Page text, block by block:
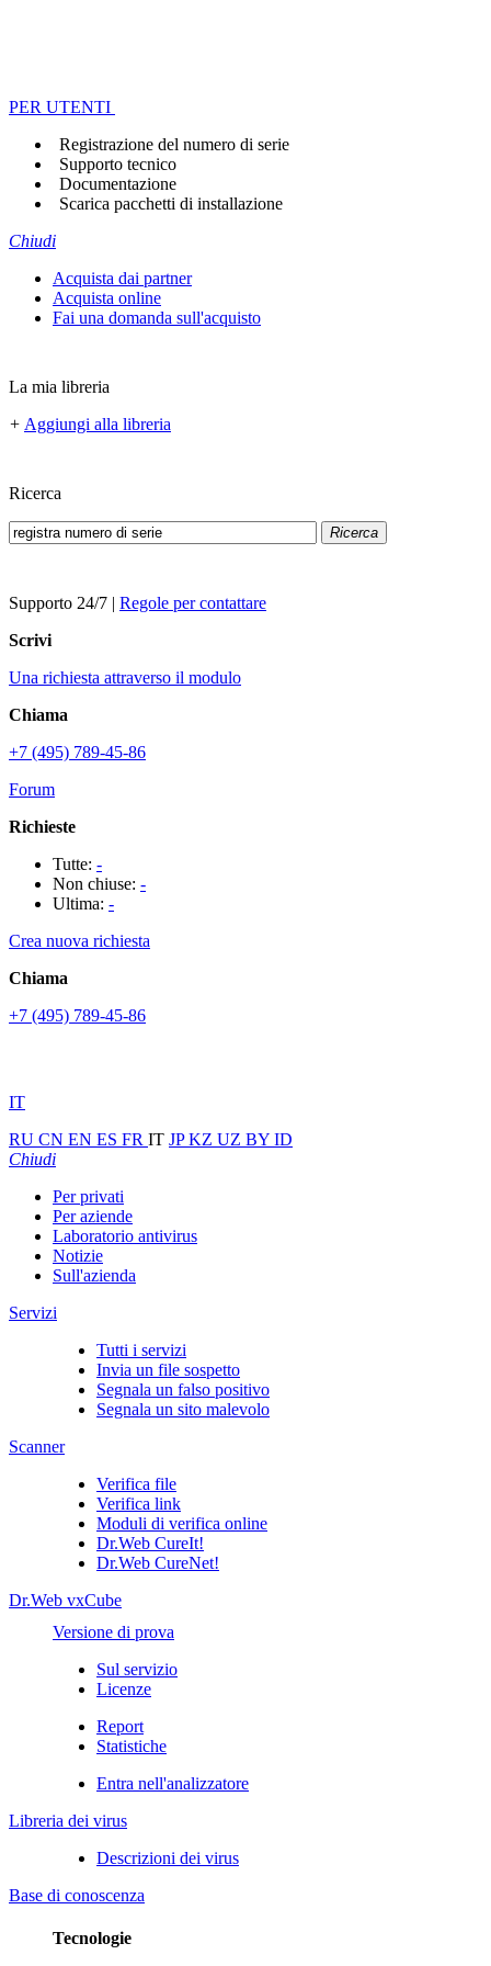
PER UTENTI
Registrazione del numero di serie
Supporto tecnico
Documentazione
Scarica pacchetti di installazione
Chiudi
Acquista dai partner
Acquista online
Fai una domanda sull'acquisto
La mia libreria
+ Aggiungi alla libreria
Ricerca
Ricerca
Supporto 24/7 | Regole per contattare
Scrivi
Una richiesta attraverso il modulo
Chiama
+7 (495) 789-45-86
Forum
Richieste
Tutte: -
Non chiuse: -
Ultima: -
Crea nuova richiesta
Chiama
+7 (495) 789-45-86
IT
RU CN EN ES FR IT JPKZ UZ BY ID
Chiudi
Per privati
Per aziende
Laboratorio antivirus
Notizie
Sull'azienda
Servizi
Tutti i servizi
Invia un file sospetto
Segnala un falso positivo
Segnala un sito malevolo
Scanner
Verifica file
Verifica link
Moduli di verifica online
Dr.Web CureIt!
Dr.Web CureNet!
Dr.Web vxCube
Versione di prova
Sul servizio
Licenze
Report
Statistiche
Entra nell'analizzatore
Libreria dei virus
Descrizioni dei virus
Base di conoscenza
Tecnologie